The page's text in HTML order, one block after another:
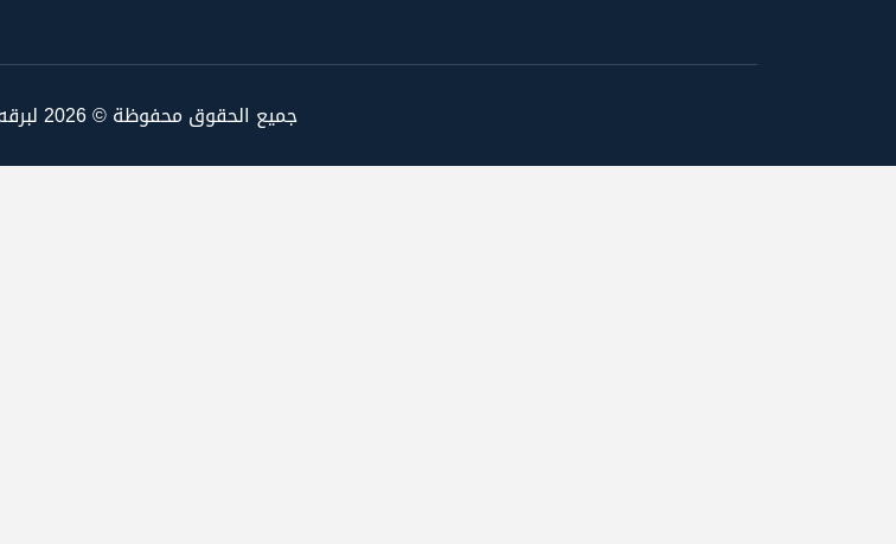
جميع الحقوق محفوظة © 2026 لبرقه لسباقات الهجن